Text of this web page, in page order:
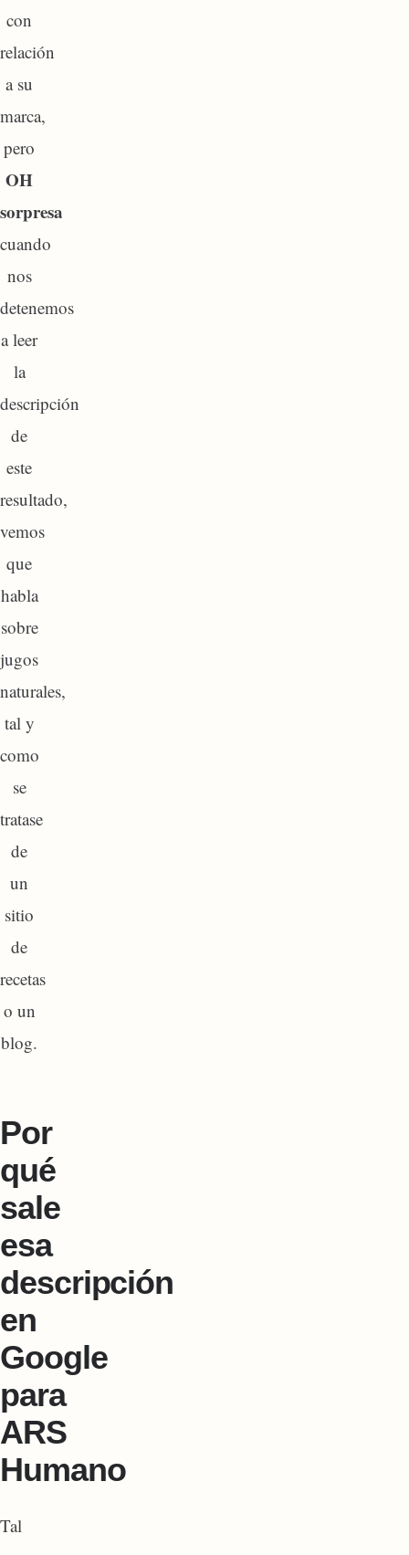
con
relación
a su
marca,
pero
OH
sorpresa
cuando
nos
detenemos
a leer
la
descripción
de
este
resultado,
vemos
que
habla
sobre
jugos
naturales,
tal y
como
se
tratase
de
un
sitio
de
recetas
o un
blog.
Por
qué
sale
esa
descripción
en
Google
para
ARS
Humano
Tal